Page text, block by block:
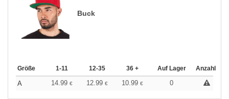
Buck
Größe 1-11 12-35 36 + Auf Lager Anzahl
A 14.99 € 12.99 € 10.99 € 0